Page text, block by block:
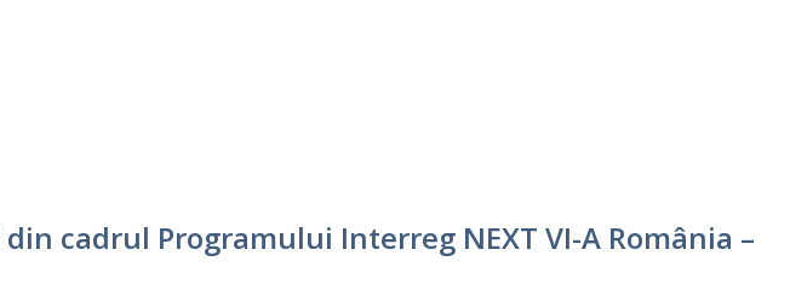
cadrul Programului Interreg NEXT VI-A România –